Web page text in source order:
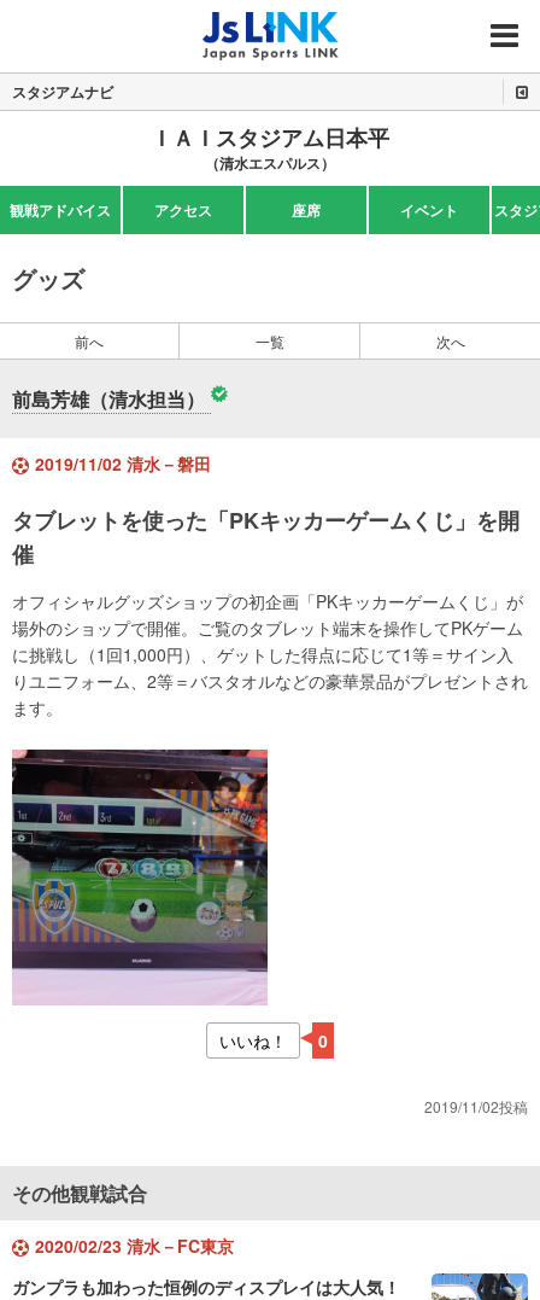
MENU
スタジアムナビ
ＩＡＩスタジアム日本平
（清水エスパルス）
観戦アドバイス アクセス 座席 イベント スタ
グッズ
前へ 一覧 次へ
前島芳雄（清水担当）
2019/11/02 清水－磐田
タブレットを使った「PKキッカーゲームくじ」を開
催
オフィシャルグッズショップの初企画「PKキッカーゲームくじ」が
場外のショップで開催。ご覧のタブレット端末を操作してPKゲーム
に挑戦し（1回1,000円）、ゲットした得点に応じて1等＝サイン入
りユニフォーム、2等＝バスタオルなどの豪華景品がプレゼントされ
ます。
いいね！ 0
2019/11/02投稿
その他観戦試合
2020/02/23 清水－FC東京
ガンプラも加わった恒例のディスプレイは大人気！